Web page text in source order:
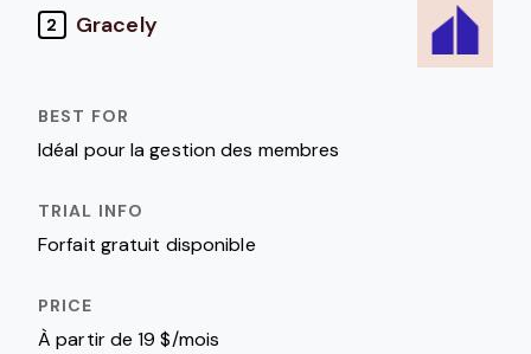
2 Gracely
Idéal pour la gestion des membres
Forfait gratuit disponible
À partir de 19 $/mois